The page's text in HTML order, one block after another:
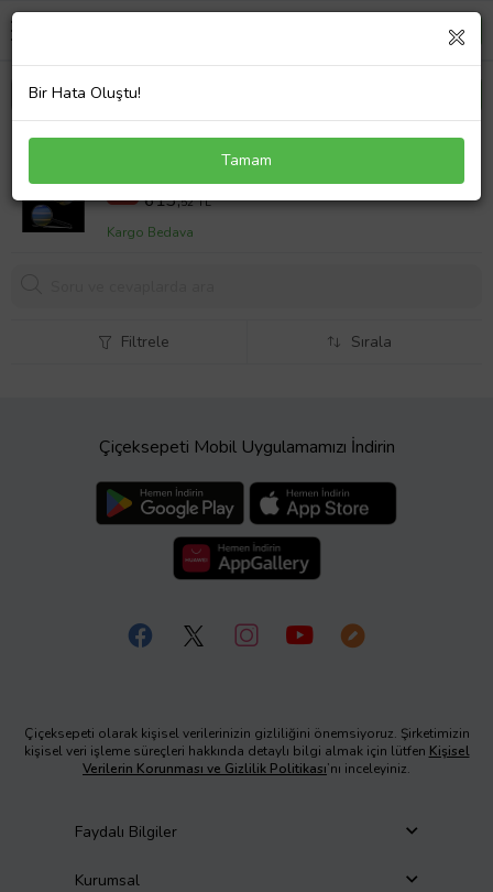
Sertifikalı Ay Taşı Doğal Taş Rolex Bileklik (Çok
%35 940,64 TL
613,52 TL
Kargo Bedava
Filtrele Sırala
Çiçeksepeti Mobil Uygulamamızı İndirin
Çiçeksepeti olarak kişisel verilerinizin gizliliğini önemsiyoruz. Şirketimizin
kişisel veri işleme süreçleri hakkında detaylı bilgi almak için lütfen Kişisel
Verilerin Korunması ve Gizlilik Politikası’nı inceleyiniz.
Faydalı Bilgiler
Kurumsal
Bir Hata Oluştu!
Tamam